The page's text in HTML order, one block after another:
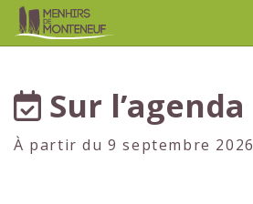
Sur l’agenda
À partir du 9 septembre 2026